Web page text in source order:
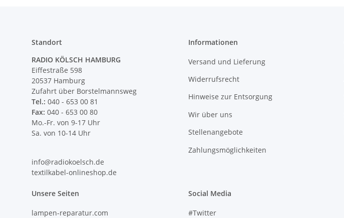
Standort
RADIO KÖLSCH HAMBURG
Eiffestraße 598
20537 Hamburg
Zufahrt über Borstelmannsweg
Tel.: 040 - 653 00 81
Fax: 040 - 653 00 80
Mo.-Fr. von 9-17 Uhr
Sa. von 10-14 Uhr
info@radiokoelsch.de
textilkabel-onlineshop.de
Informationen
Versand und Lieferung
Widerrufsrecht
Hinweise zur Entsorgung
Wir über uns
Stellenangebote
Zahlungsmöglichkeiten
Unsere Seiten
lampen-reparatur.com
Social Media
#Twitter